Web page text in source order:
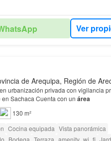
Ver
de Arequipa, Región de
urbanización privada con vigilancia
cuarto piso , por el colegio Max Uhle en Sachaca Cuenta con un área
130 m²
Cocina equipada Vista panorámica
Bodega Terraza amenity_wi_fi